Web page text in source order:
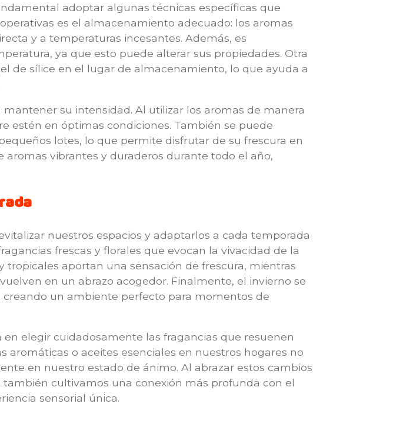
adoptar algunas técnicas específicas que
es el almacenamiento adecuado: los aromas
y a temperaturas incesantes. Además, es
ya que esto puede alterar sus propiedades. Otra
de sílice en el lugar de almacenamiento, lo que ayuda a
su intensidad. Al utilizar los aromas de manera
estén en óptimas condiciones. También se puede
lotes, lo que permite disfrutar de su frescura en
vibrantes y duraderos durante todo el año,
nuestros espacios y adaptarlos a cada temporada
frescas y florales que evocan la vivacidad de la
tropicales aportan una sensación de frescura, mientras
en un abrazo acogedor. Finalmente, el invierno se
un ambiente perfecto para momentos de
elegir cuidadosamente las fragancias que resuenen
aromáticas o aceites esenciales en nuestros hogares no
en nuestro estado de ánimo. Al abrazar estos cambios
cultivamos una conexión más profunda con el
sensorial única.